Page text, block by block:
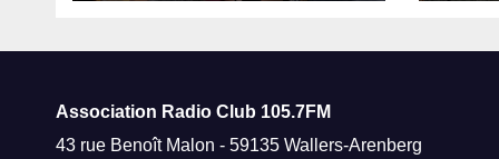
Association Radio Club 105.7FM
43 rue Benoît Malon - 59135 Wallers-Arenberg